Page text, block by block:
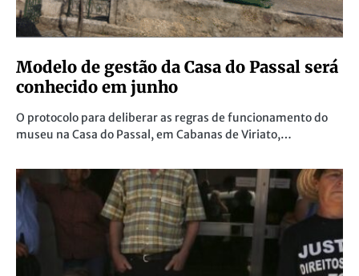
Modelo de gestão da Casa do Passal será
conhecido em junho
O protocolo para deliberar as regras de funcionamento do
museu na Casa do Passal, em Cabanas de Viriato,…